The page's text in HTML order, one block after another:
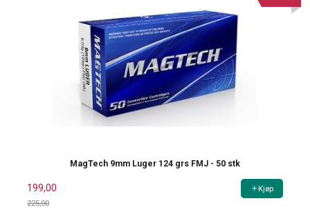
MagTech 9mm Luger 124 grs FMJ - 50 stk
199,00
225,00
Kjøp